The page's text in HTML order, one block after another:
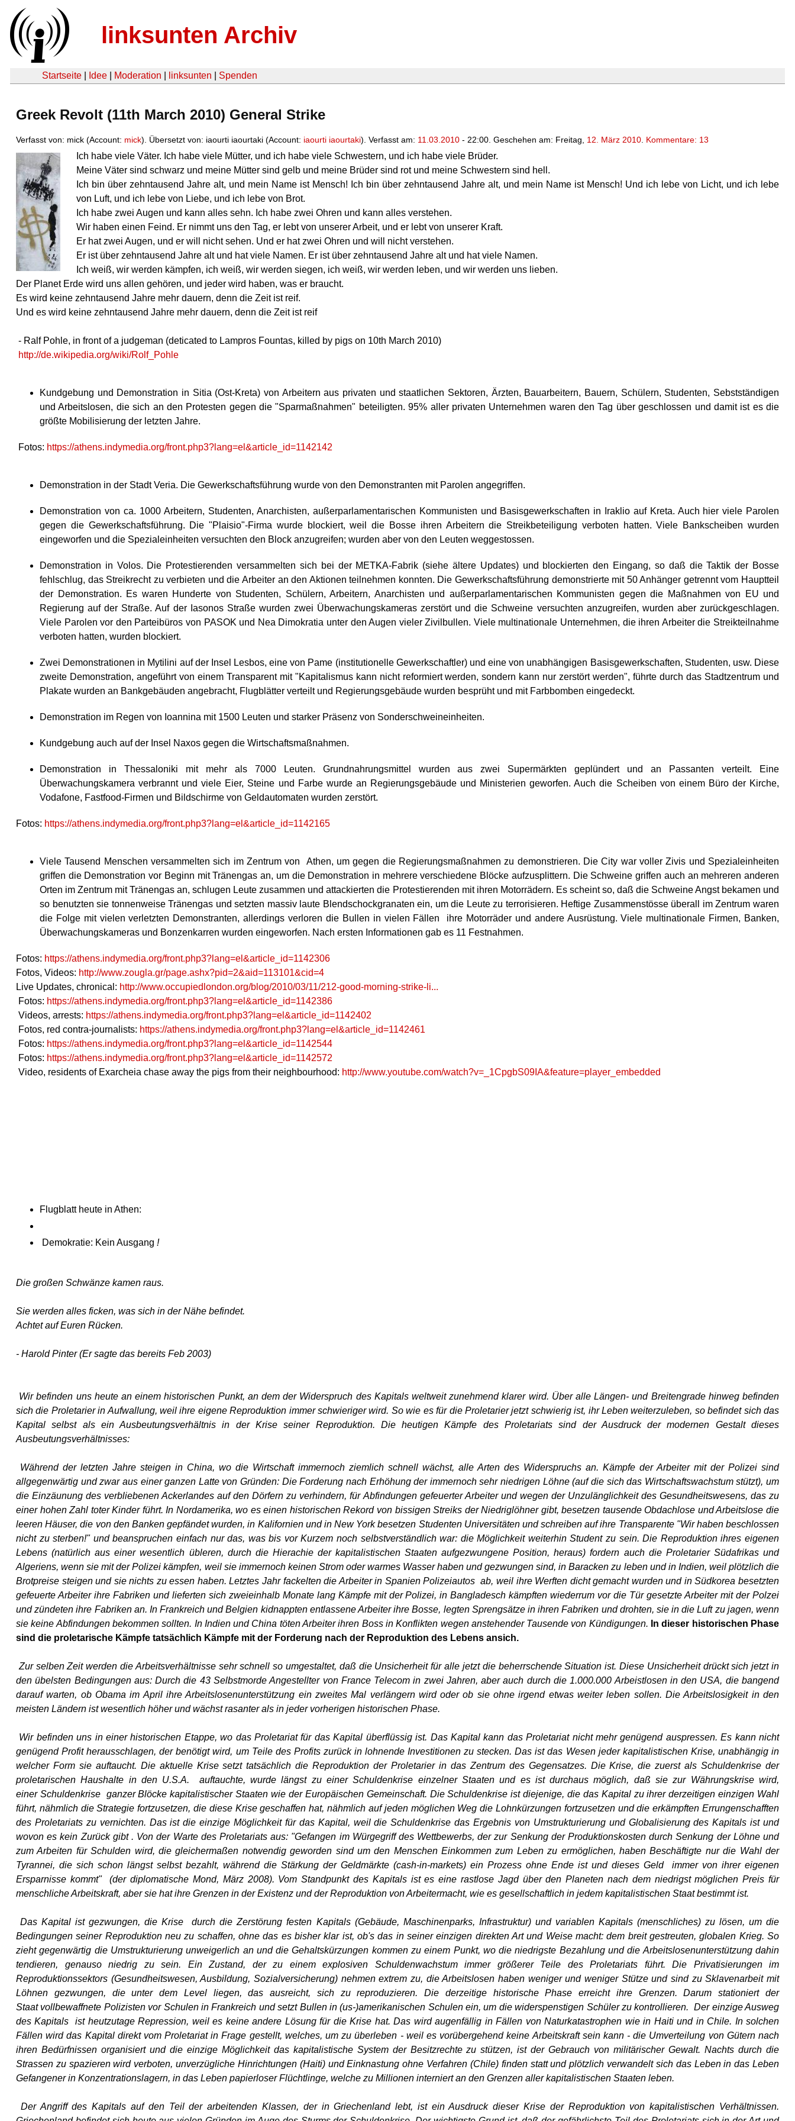
linksunten Archiv
Startseite Idee Moderation linksunten Spenden
Greek Revolt (11th March 2010) General Strike
Verfasst von: mick (Account: mick). Übersetzt von: iaourti iaourtaki (Account: iaourti iaourtaki). Verfasst am: 11.03.2010 - 22:00. Geschehen am: Freitag, 12. März 2010 Kommentare: 13
Ich habe viele Väter. Ich habe viele Mütter, und ich habe viele Schwestern, und ich habe viele Brüder.
Meine Väter sind schwarz und meine Mütter sind gelb und meine Brüder sind rot und meine Schwestern sind hell.
Ich bin über zehntausend Jahre alt, und mein Name ist Mensch! Ich bin über zehntausend Jahre alt, und mein Name ist Mensch! Und ich lebe von Licht, und ich lebe
von Luft, und ich lebe von Liebe, und ich lebe von Brot.
Ich habe zwei Augen und kann alles sehn. Ich habe zwei Ohren und kann alles verstehen.
Wir haben einen Feind. Er nimmt uns den Tag, er lebt von unserer Arbeit, und er lebt von unserer Kraft.
Er hat zwei Augen, und er will nicht sehen. Und er hat zwei Ohren und will nicht verstehen.
Er ist über zehntausend Jahre alt und hat viele Namen. Er ist über zehntausend Jahre alt und hat viele Namen.
Ich weiß, wir werden kämpfen, ich weiß, wir werden siegen, ich weiß, wir werden leben, und wir werden uns lieben.
Der Planet Erde wird uns allen gehören, und jeder wird haben, was er braucht.
Es wird keine zehntausend Jahre mehr dauern, denn die Zeit ist reif.
Und es wird keine zehntausend Jahre mehr dauern, denn die Zeit ist reif
- Ralf Pohle, in front of a judgeman (deticated to Lampros Fountas, killed by pigs on 10th March 2010)
http://de.wikipedia.org/wiki/Rolf_Pohle
Kundgebung und Demonstration in Sitia (Ost-Kreta) von Arbeitern aus privaten und staatlichen Sektoren, Ärzten, Bauarbeitern, Bauern, Schülern, Studenten, Sebstständigen
und Arbeitslosen, die sich an den Protesten gegen die "Sparmaßnahmen" beteiligten. 95% aller privaten Unternehmen waren den Tag über geschlossen und damit ist es die
größte Mobilisierung der letzten Jahre.
Fotos: https://athens.indymedia.org/front.php3?lang=el&article_id=1142142
Demonstration in der Stadt Veria. Die Gewerkschaftsführung wurde von den Demonstranten mit Parolen angegriffen.
Demonstration von ca. 1000 Arbeitern, Studenten, Anarchisten, außerparlamentarischen Kommunisten und Basisgewerkschaften in Iraklio auf Kreta. Auch hier viele Parolen
gegen die Gewerkschaftsführung. Die "Plaisio"-Firma wurde blockiert, weil die Bosse ihren Arbeitern die Streikbeteiligung verboten hatten. Viele Bankscheiben wurden
eingeworfen und die Spezialeinheiten versuchten den Block anzugreifen; wurden aber von den Leuten weggestossen.
Demonstration in Volos. Die Protestierenden versammelten sich bei der METKA-Fabrik (siehe ältere Updates) und blockierten den Eingang, so daß die Taktik der Bosse
fehlschlug, das Streikrecht zu verbieten und die Arbeiter an den Aktionen teilnehmen konnten. Die Gewerkschaftsführung demonstrierte mit 50 Anhänger getrennt vom Hauptteil
der Demonstration. Es waren Hunderte von Studenten, Schülern, Arbeitern, Anarchisten und außerparlamentarischen Kommunisten gegen die Maßnahmen von EU und
Regierung auf der Straße. Auf der Iasonos Straße wurden zwei Überwachungskameras zerstört und die Schweine versuchten anzugreifen, wurden aber zurückgeschlagen.
Viele Parolen vor den Parteibüros von PASOK und Nea Dimokratia unter den Augen vieler Zivilbullen. Viele multinationale Unternehmen, die ihren Arbeiter die Streikteilnahme
verboten hatten, wurden blockiert.
Zwei Demonstrationen in Mytilini auf der Insel Lesbos, eine von Pame (institutionelle Gewerkschaftler) und eine von unabhängigen Basisgewerkschaften, Studenten, usw. Diese
zweite Demonstration, angeführt von einem Transparent mit "Kapitalismus kann nicht reformiert werden, sondern kann nur zerstört werden", führte durch das Stadtzentrum und
Plakate wurden an Bankgebäuden angebracht, Flugblätter verteilt und Regierungsgebäude wurden besprüht und mit Farbbomben eingedeckt.
Demonstration im Regen von Ioannina mit 1500 Leuten und starker Präsenz von Sonderschweineinheiten.
Kundgebung auch auf der Insel Naxos gegen die Wirtschaftsmaßnahmen.
Demonstration in Thessaloniki mit mehr als 7000 Leuten. Grundnahrungsmittel wurden aus zwei Supermärkten geplündert und an Passanten verteilt. Eine
Überwachungskamera verbrannt und viele Eier, Steine und Farbe wurde an Regierungsgebäude und Ministerien geworfen. Auch die Scheiben von einem Büro der Kirche,
Vodafone, Fastfood-Firmen und Bildschirme von Geldautomaten wurden zerstört.
Fotos: https://athens.indymedia.org/front.php3?lang=el&article_id=1142165
Viele Tausend Menschen versammelten sich im Zentrum von Athen, um gegen die Regierungsmaßnahmen zu demonstrieren. Die City war voller Zivis und Spezialeinheiten
griffen die Demonstration vor Beginn mit Tränengas an, um die Demonstration in mehrere verschiedene Blöcke aufzusplittern. Die Schweine griffen auch an mehreren anderen
Orten im Zentrum mit Tränengas an, schlugen Leute zusammen und attackierten die Protestierenden mit ihren Motorrädern. Es scheint so, daß die Schweine Angst bekamen und
so benutzten sie tonnenweise Tränengas und setzten massiv laute Blendschockgranaten ein, um die Leute zu terrorisieren. Heftige Zusammenstösse überall im Zentrum waren
die Folge mit vielen verletzten Demonstranten, allerdings verloren die Bullen in vielen Fällen ihre Motorräder und andere Ausrüstung. Viele multinationale Firmen, Banken,
Überwachungskameras und Bonzenkarren wurden eingeworfen. Nach ersten Informationen gab es 11 Festnahmen.
Fotos: https://athens.indymedia.org/front.php3?lang=el&article_id=1142306
Fotos, Videos: http://www.zougla.gr/page.ashx?pid=2&aid=113101&cid=4
Live Updates, chronical: http://www.occupiedlondon.org/blog/2010/03/11/212-good-morning-strike-li...
Fotos: https://athens.indymedia.org/front.php3?lang=el&article_id=1142386
Videos, arrests: https://athens.indymedia.org/front.php3?lang=el&article_id=1142402
Fotos, red contra-journalists: https://athens.indymedia.org/front.php3?lang=el&article_id=1142461
Fotos: https://athens.indymedia.org/front.php3?lang=el&article_id=1142544
Fotos: https://athens.indymedia.org/front.php3?lang=el&article_id=1142572
Video, residents of Exarcheia chase away the pigs from their neighbourhood: http://www.youtube.com/watch?v=_1CpgbS09IA&feature=player_embedded
Flugblatt heute in Athen:
Demokratie: Kein Ausgang !
Die großen Schwänze kamen raus.
Sie werden alles ficken, was sich in der Nähe befindet.
Achtet auf Euren Rücken.
- Harold Pinter (Er sagte das bereits Feb 2003)
Wir befinden uns heute an einem historischen Punkt, an dem der Widerspruch des Kapitals weltweit zunehmend klarer wird. Über alle Längen- und Breitengrade hinweg befinden
sich die Proletarier in Aufwallung, weil ihre eigene Reproduktion immer schwieriger wird. So wie es für die Proletarier jetzt schwierig ist, ihr Leben weiterzuleben, so befindet sich das
Kapital selbst als ein Ausbeutungsverhältnis in der Krise seiner Reproduktion. Die heutigen Kämpfe des Proletariats sind der Ausdruck der modernen Gestalt dieses
Ausbeutungsverhältnisses:
Während der letzten Jahre steigen in China, wo die Wirtschaft immernoch ziemlich schnell wächst, alle Arten des Widerspruchs an. Kämpfe der Arbeiter mit der Polizei sind
allgegenwärtig und zwar aus einer ganzen Latte von Gründen: Die Forderung nach Erhöhung der immernoch sehr niedrigen Löhne (auf die sich das Wirtschaftswachstum stützt), um
die Einzäunung des verbliebenen Ackerlandes auf den Dörfern zu verhindern, für Abfindungen gefeuerter Arbeiter und wegen der Unzulänglichkeit des Gesundheitswesens, das zu
einer hohen Zahl toter Kinder führt. In Nordamerika, wo es einen historischen Rekord von bissigen Streiks der Niedriglöhner gibt, besetzen tausende Obdachlose und Arbeitslose die
leeren Häuser, die von den Banken gepfändet wurden, in Kalifornien und in New York besetzen Studenten Universitäten und schreiben auf ihre Transparente "Wir haben beschlossen
nicht zu sterben!" und beanspruchen einfach nur das, was bis vor Kurzem noch selbstverständlich war: die Möglichkeit weiterhin Student zu sein. Die Reproduktion ihres eigenen
Lebens (natürlich aus einer wesentlich übleren, durch die Hierachie der kapitalistischen Staaten aufgezwungene Position, heraus) fordern auch die Proletarier Südafrikas und
Algeriens, wenn sie mit der Polizei kämpfen, weil sie immernoch keinen Strom oder warmes Wasser haben und gezwungen sind, in Baracken zu leben und in Indien, weil plötzlich die
Brotpreise steigen und sie nichts zu essen haben. Letztes Jahr fackelten die Arbeiter in Spanien Polizeiautos ab, weil ihre Werften dicht gemacht wurden und in Südkorea besetzten
gefeuerte Arbeiter ihre Fabriken und lieferten sich zweieinhalb Monate lang Kämpfe mit der Polizei, in Bangladesch kämpften wiederrum vor die Tür gesetzte Arbeiter mit der Polzei
und zündeten ihre Fabriken an. In Frankreich und Belgien kidnappten entlassene Arbeiter ihre Bosse, legten Sprengsätze in ihren Fabriken und drohten, sie in die Luft zu jagen, wenn
sie keine Abfindungen bekommen sollten. In Indien und China töten Arbeiter ihren Boss in Konflikten wegen anstehender Tausende von Kündigungen. In dieser historischen Phase
sind die proletarische Kämpfe tatsächlich Kämpfe mit der Forderung nach der Reproduktion des Lebens ansich.
Zur selben Zeit werden die Arbeitsverhältnisse sehr schnell so umgestaltet, daß die Unsicherheit für alle jetzt die beherrschende Situation ist. Diese Unsicherheit drückt sich jetzt in
den übelsten Bedingungen aus: Durch die 43 Selbstmorde Angestellter von France Telecom in zwei Jahren, aber auch durch die 1.000.000 Arbeistlosen in den USA, die bangend
darauf warten, ob Obama im April ihre Arbeitslosenunterstützung ein zweites Mal verlängern wird oder ob sie ohne irgend etwas weiter leben sollen. Die Arbeitslosigkeit in den
meisten Ländern ist wesentlich höher und wächst rasanter als in jeder vorherigen historischen Phase.
Wir befinden uns in einer historischen Etappe, wo das Proletariat für das Kapital überflüssig ist. Das Kapital kann das Proletariat nicht mehr genügend auspressen. Es kann nicht
genügend Profit herausschlagen, der benötigt wird, um Teile des Profits zurück in lohnende Investitionen zu stecken. Das ist das Wesen jeder kapitalistischen Krise, unabhängig in
welcher Form sie auftaucht. Die aktuelle Krise setzt tatsächlich die Reproduktion der Proletarier in das Zentrum des Gegensatzes. Die Krise, die zuerst als Schuldenkrise der
proletarischen Haushalte in den U.S.A. auftauchte, wurde längst zu einer Schuldenkrise einzelner Staaten und es ist durchaus möglich, daß sie zur Währungskrise wird,
einer Schuldenkrise ganzer Blöcke kapitalistischer Staaten wie der Europäischen Gemeinschaft. Die Schuldenkrise ist diejenige, die das Kapital zu ihrer derzeitigen einzigen Wahl
führt, nähmlich die Strategie fortzusetzen, die diese Krise geschaffen hat, nähmlich auf jeden möglichen Weg die Lohnkürzungen fortzusetzen und die erkämpften Errungenschafften
des Proletariats zu vernichten. Das ist die einzige Möglichkeit für das Kapital, weil die Schuldenkrise das Ergebnis von Umstrukturierung und Globalisierung des Kapitals ist und
wovon es kein Zurück gibt . Von der Warte des Proletariats aus: "Gefangen im Würgegriff des Wettbewerbs, der zur Senkung der Produktionskosten durch Senkung der Löhne und
zum Arbeiten für Schulden wird, die gleichermaßen notwendig geworden sind um den Menschen Einkommen zum Leben zu ermöglichen, haben Beschäftigte nur die Wahl der
Tyrannei, die sich schon längst selbst bezahlt, während die Stärkung der Geldmärkte (cash-in-markets) ein Prozess ohne Ende ist und dieses Geld immer von ihrer eigenen
Ersparnisse kommt" (der diplomatische Mond, März 2008). Vom Standpunkt des Kapitals ist es eine rastlose Jagd über den Planeten nach dem niedrigst möglichen Preis für
menschliche Arbeitskraft, aber sie hat ihre Grenzen in der Existenz und der Reproduktion von Arbeitermacht, wie es gesellschaftlich in jedem kapitalistischen Staat bestimmt ist.
Das Kapital ist gezwungen, die Krise durch die Zerstörung festen Kapitals (Gebäude, Maschinenparks, Infrastruktur) und variablen Kapitals (menschliches) zu lösen, um die
Bedingungen seiner Reproduktion neu zu schaffen, ohne das es bisher klar ist, ob's das in seiner einzigen direkten Art und Weise macht: dem breit gestreuten, globalen Krieg. So
zieht gegenwärtig die Umstrukturierung unweigerlich an und die Gehaltskürzungen kommen zu einem Punkt, wo die niedrigste Bezahlung und die Arbeitslosenunterstützung dahin
tendieren, genauso niedrig zu sein. Ein Zustand, der zu einem explosiven Schuldenwachstum immer größerer Teile des Proletariats führt. Die Privatisierungen im
Reproduktionssektors (Gesundheitswesen, Ausbildung, Sozialversicherung) nehmen extrem zu, die Arbeitslosen haben weniger und weniger Stütze und sind zu Sklavenarbeit mit
Löhnen gezwungen, die unter dem Level liegen, das ausreicht, sich zu reproduzieren. Die derzeitige historische Phase erreicht ihre Grenzen. Darum stationiert der
Staat vollbewaffnete Polizisten vor Schulen in Frankreich und setzt Bullen in (us-)amerikanischen Schulen ein, um die widerspenstigen Schüler zu kontrollieren. Der einzige Ausweg
des Kapitals ist heutzutage Repression, weil es keine andere Lösung für die Krise hat. Das wird augenfällig in Fällen von Naturkatastrophen wie in Haiti und in Chile. In solchen
Fällen wird das Kapital direkt vom Proletariat in Frage gestellt, welches, um zu überleben - weil es vorübergehend keine Arbeitskraft sein kann - die Umverteilung von Gütern nach
ihren Bedürfnissen organisiert und die einzige Möglichkeit das kapitalistische System der Besitzrechte zu stützen, ist der Gebrauch von militärischer Gewalt. Nachts durch die
Strassen zu spazieren wird verboten, unverzügliche Hinrichtungen (Haiti) und Einknastung ohne Verfahren (Chile) finden statt und plötzlich verwandelt sich das Leben in das Leben
Gefangener in Konzentrationslagern, in das Leben papierloser Flüchtlinge, welche zu Millionen interniert an den Grenzen aller kapitalistischen Staaten leben.
Der Angriff des Kapitals auf den Teil der arbeitenden Klassen, der in Griechenland lebt, ist ein Ausdruck dieser Krise der Reproduktion von kapitalistischen Verhältnissen.